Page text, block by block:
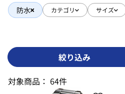
防水 カテゴリ サイズ
絞り込み
対象商品： 64件